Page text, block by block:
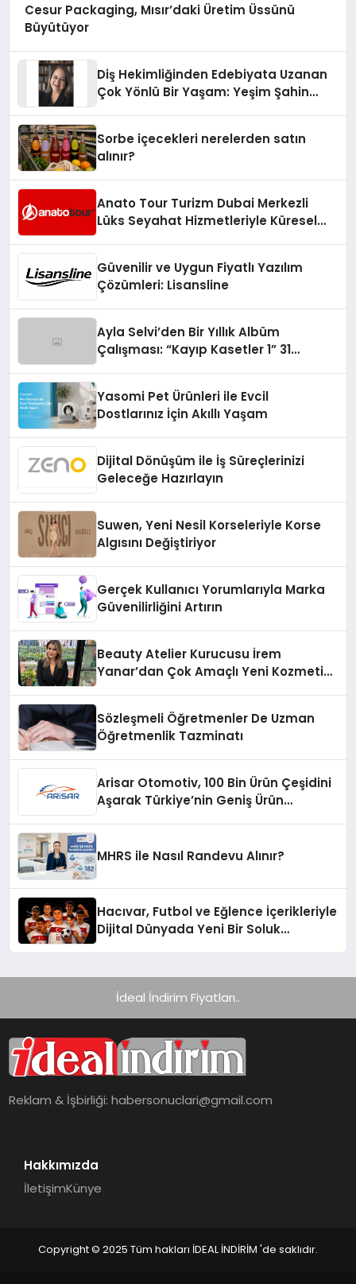
Cesur Packaging, Mısır’daki Üretim Üssünü
Büyütüyor
Diş Hekimliğinden Edebiyata Uzanan
Çok Yönlü Bir Yaşam: Yeşim Şahin
Sorbe içecekleri nerelerden satın
alınır?
Anato Tour Turizm Dubai Merkezli
Lüks Seyahat Hizmetleriyle Küresel
Güvenilir ve Uygun Fiyatlı Yazılım
Çözümleri: Lisansline
Ayla Selvi’den Bir Yıllık Albüm
Çalışması: “Kayıp Kasetler 1” 31
Yasomi Pet Ürünleri ile Evcil
Dostlarınız İçin Akıllı Yaşam
Dijital Dönüşüm ile İş Süreçlerinizi
Geleceğe Hazırlayın
Suwen, Yeni Nesil Korseleriyle Korse
Algısını Değiştiriyor
Gerçek Kullanıcı Yorumlarıyla Marka
Güvenilirliğini Artırın
Beauty Atelier Kurucusu İrem
Yanar’dan Çok Amaçlı Yeni Kozmetik
Sözleşmeli Öğretmenler De Uzman
Öğretmenlik Tazminatı
Arisar Otomotiv, 100 Bin Ürün Çeşidini
Aşarak Türkiye’nin Geniş Ürün
MHRS ile Nasıl Randevu Alınır?
Hacıvar, Futbol ve Eğlence İçerikleriyle
Dijital Dünyada Yeni Bir Soluk
İdeal İndirim Fiyatları..
Reklam & İşbirliği:habersonuclari@gmail.com
Hakkımızda
İletişimKünye
Copyright © 2025 Tüm hakları İDEAL İNDİRİM 'de saklıdır.